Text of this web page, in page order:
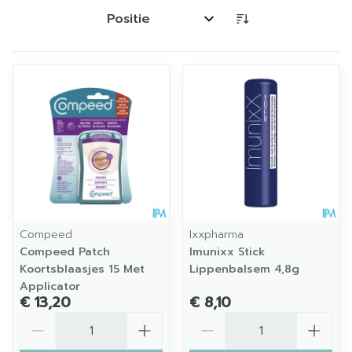
Sorteer op:
Compeed
Compeed Patch
Koortsblaasjes 15 Met
Applicator
€ 13,20
Ixxpharma
Imunixx Stick
Lippenbalsem 4,8g
€ 8,10